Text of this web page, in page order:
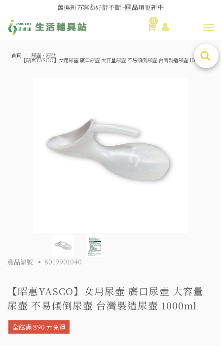
舊換新方案👍好評不斷~🆕品項更新中
😆備餐原來可以這麼輕鬆🎌KEWPIE介護食🍱營養均衡
0
首頁 尿壺、尿盆
【昭惠YASCO】女用尿壺 廣口尿壺 大容量尿壺 不易傾倒尿壺 台灣製造尿壺 1000ml
產品編號 8019901040
【昭惠YASCO】女用尿壺 廣口尿壺 大容量
尿壺 不易傾倒尿壺 台灣製造尿壺 1000ml
全館滿 890 元免運